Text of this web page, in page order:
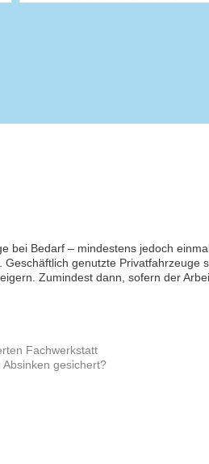
bei Bedarf – mindestens jedoch
genutzte Privatfahrzeuge
Zumindest dann, sofern der
Fachwerkstatt
gesichert?